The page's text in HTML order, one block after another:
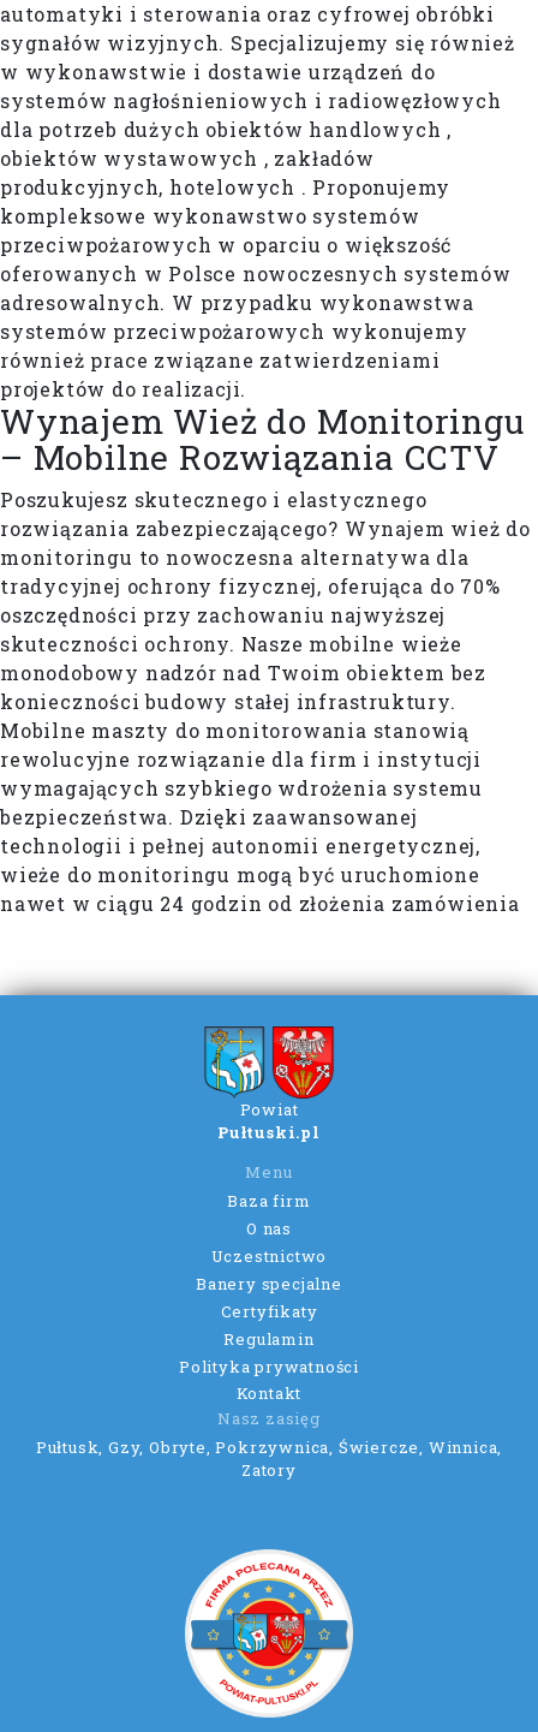
automatyki i sterowania oraz cyfrowej obróbki
sygnałów wizyjnych. Specjalizujemy się również
w wykonawstwie i dostawie urządzeń do
systemów nagłośnieniowych i radiowęzłowych
dla potrzeb dużych obiektów handlowych ,
obiektów wystawowych , zakładów
produkcyjnych, hotelowych . Proponujemy
kompleksowe wykonawstwo systemów
przeciwpożarowych w oparciu o większość
oferowanych w Polsce nowoczesnych systemów
adresowalnych. W przypadku wykonawstwa
systemów przeciwpożarowych wykonujemy
również prace związane zatwierdzeniami
projektów do realizacji.
Wynajem Wież do Monitoringu
– Mobilne Rozwiązania CCTV
Poszukujesz skutecznego i elastycznego
rozwiązania zabezpieczającego? Wynajem wież do
monitoringu to nowoczesna alternatywa dla
tradycyjnej ochrony fizycznej, oferująca do 70%
oszczędności przy zachowaniu najwyższej
skuteczności ochrony. Nasze mobilne wieże
monodobowy nadzór nad Twoim obiektem bez
konieczności budowy stałej infrastruktury.
Mobilne maszty do monitorowania stanowią
rewolucyjne rozwiązanie dla firm i instytucji
wymagających szybkiego wdrożenia systemu
bezpieczeństwa. Dzięki zaawansowanej
technologii i pełnej autonomii energetycznej,
wieże do monitoringu mogą być uruchomione
nawet w ciągu 24 godzin od złożenia zamówienia
Powiat
Pułtuski.pl
Menu
Baza firm
O nas
Uczestnictwo
Banery specjalne
Certyfikaty
Regulamin
Polityka prywatności
Kontakt
Nasz zasięg
Pułtusk, Gzy, Obryte, Pokrzywnica, Świercze, Winnica,
Zatory